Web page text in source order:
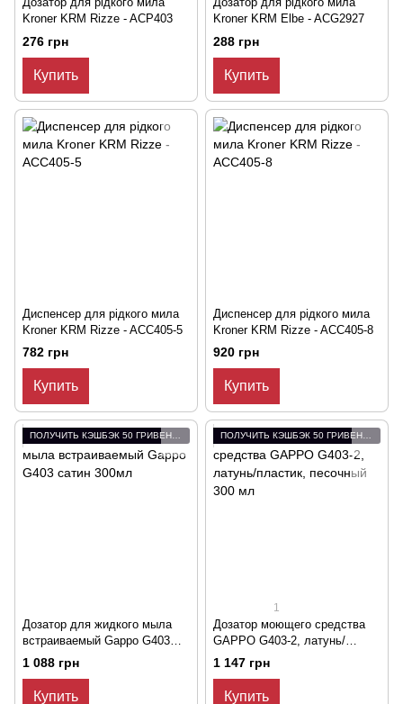
Kroner KRM Rizze - ACP403
276 грн
Купить
Kroner KRM Elbe - ACG2927
288 грн
Купить
Диспенсер для рідкого мила
Kroner KRM Rizze - ACC405-5
782 грн
Купить
Диспенсер для рідкого мила
Kroner KRM Rizze - ACC405-8
920 грн
Купить
Дозатор для жидкого мыла
встраиваемый Gappo G403
сатин 300мл
1 088 грн
Купить
1
Дозатор моющего средства
GAPPO G403-2, латунь/
пластик, песочный 300 мл
1 147 грн
Купить